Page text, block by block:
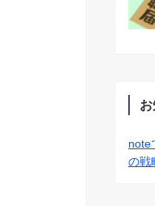
note
の戦